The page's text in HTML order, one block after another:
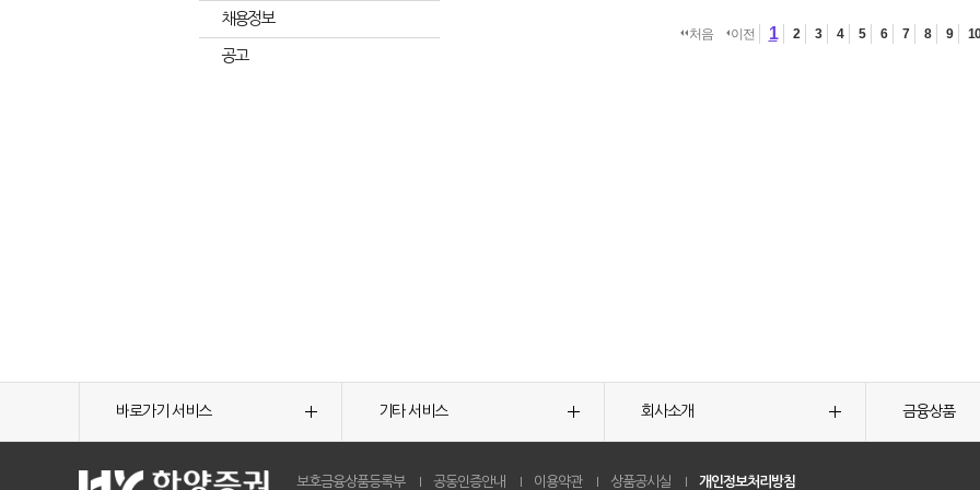
채용정보
공고
처음 이전 1 2 3 4 5 6 7 8 9 10
바로가기 서비스 기타 서비스 회사소개 금융상품
보호금융상품등록부 공동인증안내 이용약관 상품공시실 개인정보처리방침